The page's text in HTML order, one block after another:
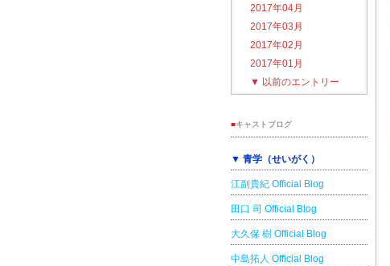
2017年04月
2017年03月
2017年02月
2017年01月
▼ 以前のエントリー
■キャストブログ
▼ 青学（せいがく）
江副貴紀 Official Blog
田口 司 Official Blog
大久保 樹 Official Blog
中島拓人 Official Blog